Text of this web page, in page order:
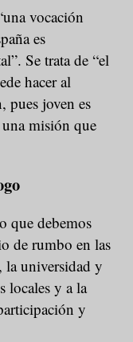
vocación
es
Se trata de “el
hacer al
pues joven es
misión que
que debemos
de rumbo en las
la universidad y
locales y a la
y